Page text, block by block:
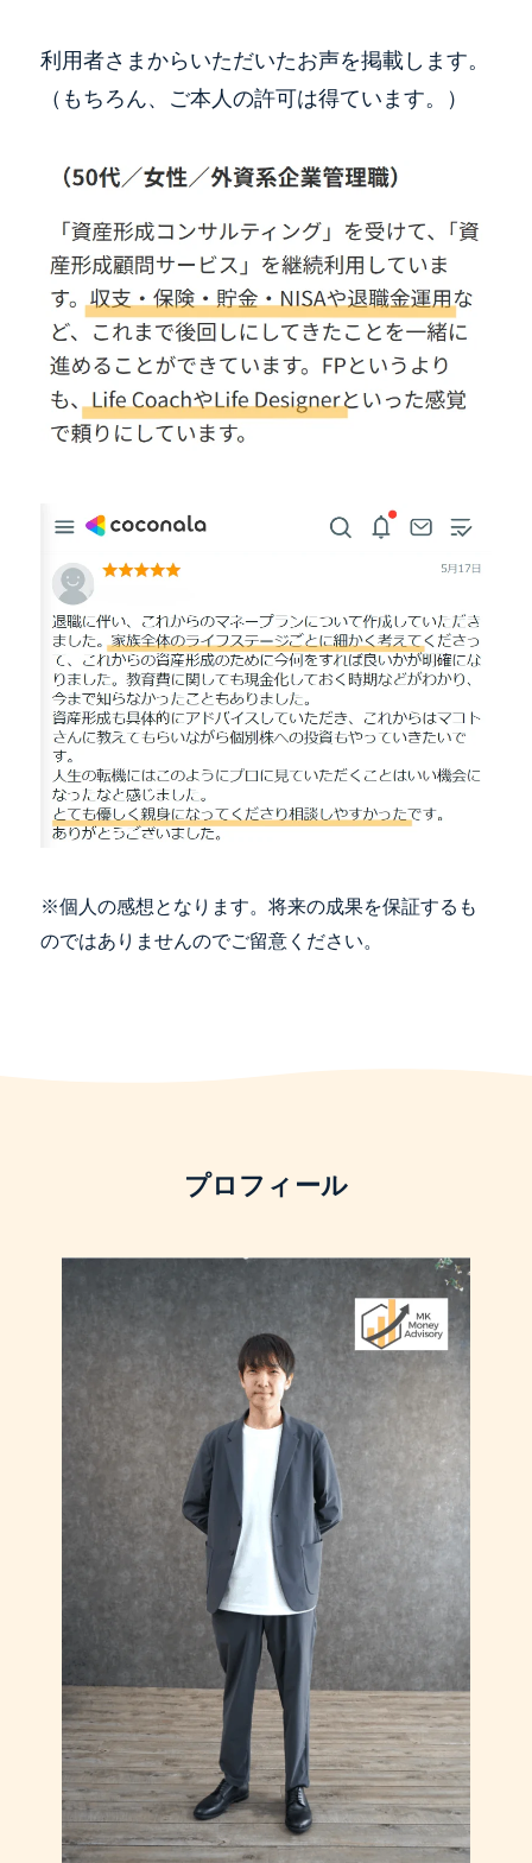
利用者さまからいただいたお声を掲載します。
（もちろん、ご本人の許可は得ています。）
※個人の感想となります。将来の成果を保証するも
のではありませんのでご留意ください。
プロフィール